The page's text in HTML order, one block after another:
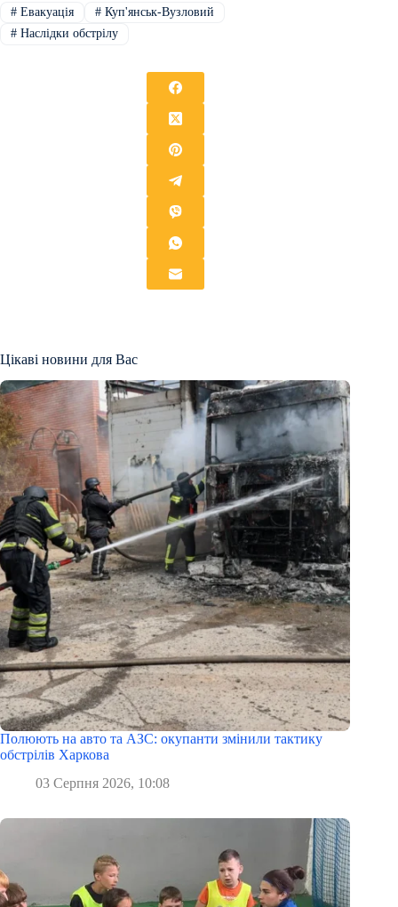
#Евакуація #Куп'янськ-Вузловий
#Наслідки обстрілу
Цікаві новини для Вас
Полюють на авто та АЗС: окупанти змінили тактику
обстрілів Харкова
03 Серпня 2026, 10:08